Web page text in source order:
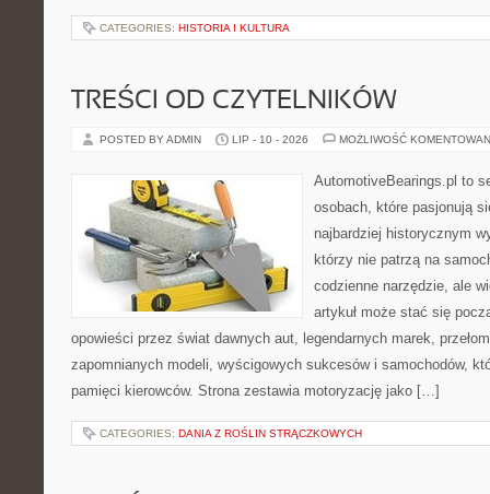
CATEGORIES: HISTORIA I KULTURA
TREŚCI OD CZYTELNIKÓW
POSTED BY ADMIN LIP - 10 - 2026 MOŻLIWOŚĆ
AutomotiveBearings.pl to
osobach, które pasjonują
najbardziej historycznym
którzy nie patrzą na
codzienne narzędzie, ale
artykuł może stać się
opowieści przez świat dawnych aut, legendarnych marek,
zapomnianych modeli, wyścigowych sukcesów i samochodów,
pamięci kierowców. Strona zestawia motoryzację jako […]
CATEGORIES: DANIA Z ROŚLIN STRĄCZKOWYCH